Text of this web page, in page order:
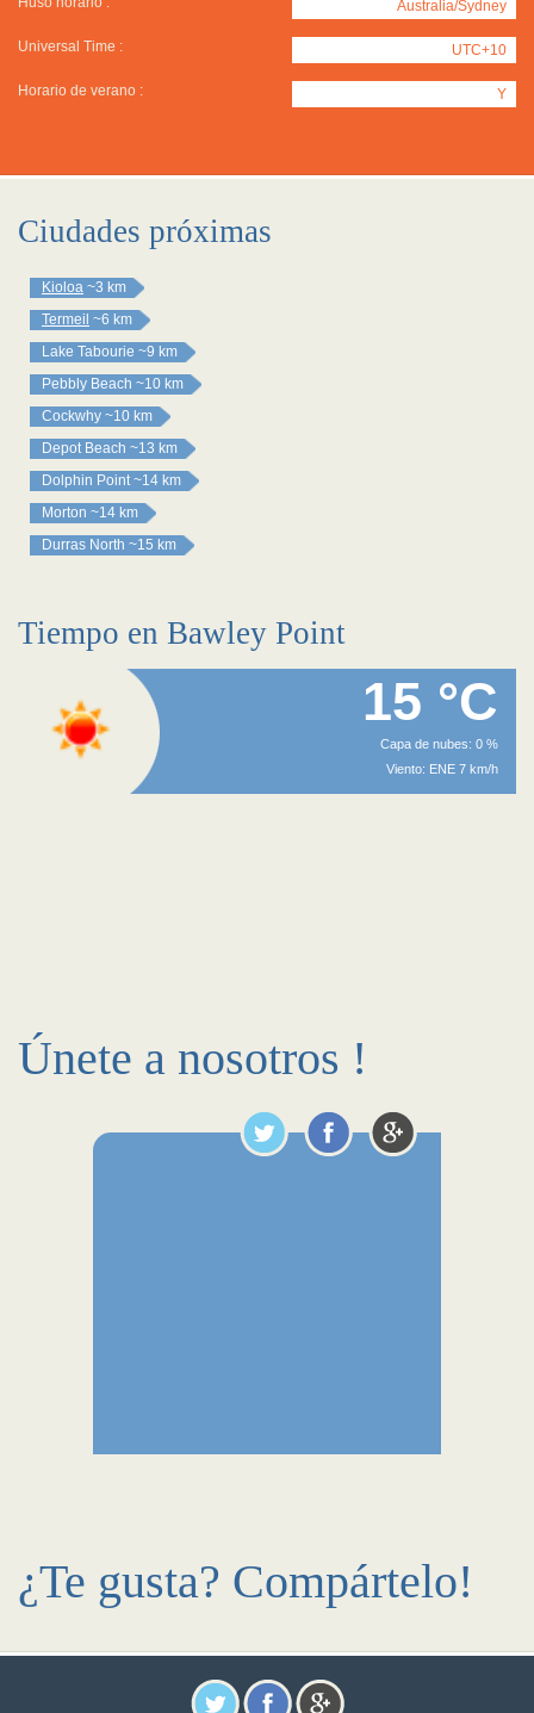
Australia/Sydney
Universal Time : UTC+10
Horario de verano : Y
Ciudades próximas
Kioloa ~3 km
Termeil ~6 km
Lake Tabourie ~9 km
Pebbly Beach ~10 km
Cockwhy ~10 km
Depot Beach ~13 km
Dolphin Point ~14 km
Morton ~14 km
Durras North ~15 km
Tiempo en Bawley Point
15 °C
Capa de nubes: 0 %
Viento: ENE 7 km/h
Únete a nosotros !
¿Te gusta? Compártelo!